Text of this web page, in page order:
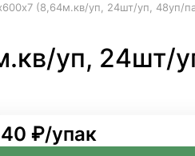
(8,64м.кв/уп, 24шт/уп, 48уп/
уп, 24шт/
₽/упак